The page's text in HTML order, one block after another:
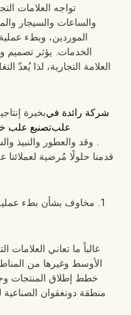
تواجه العلامات
والساعات والسيجار
الموردين، وبطء
الخدمات. يؤثر تصميم
العلامة التجارية، لذا
بخبرة إنتاجية تمتد لـ 17شركة رائدة في
تصنيع علبعلب
والعطور والنبيذ . وقد
1. مخاوف بشأن بطء
غالباً ما تعاني العلامات
الأوسط وغيرها من
خطط إطلاق المنتجات
منطقة دونغقوان